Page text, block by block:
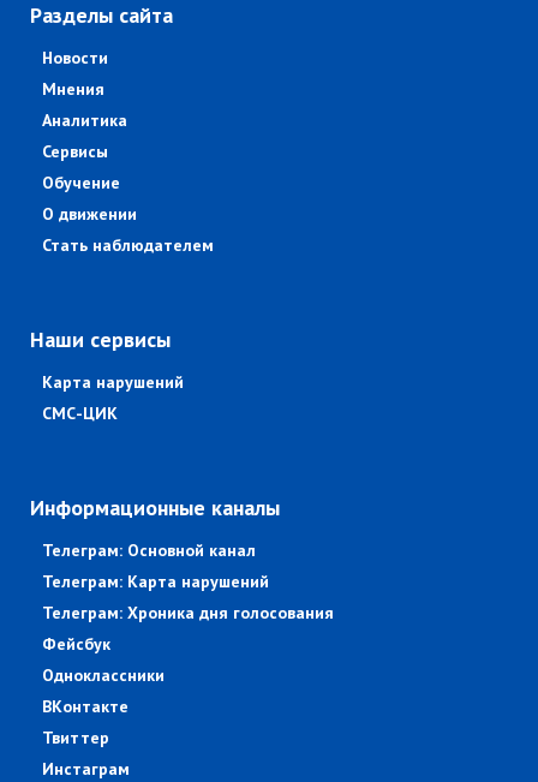
Разделы сайта
Новости
Мнения
Аналитика
Сервисы
Обучение
О движении
Стать наблюдателем
Наши сервисы
Карта нарушений
СМС-ЦИК
Информационные каналы
Телеграм: Основной канал
Телеграм: Карта нарушений
Телеграм: Хроника дня голосования
Фейсбук
Одноклассники
ВКонтакте
Твиттер
Инстаграм